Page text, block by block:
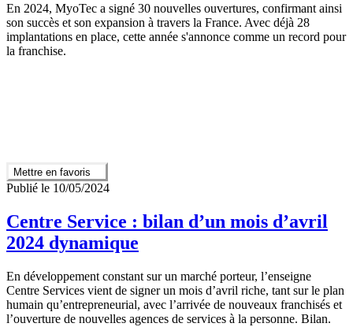
En 2024, MyoTec a signé 30 nouvelles ouvertures, confirmant ainsi
son succès et son expansion à travers la France. Avec déjà 28
implantations en place, cette année s'annonce comme un record pour
la franchise.
Mettre en favoris
Publié le 10/05/2024
Centre Service : bilan d’un mois d’avril
2024 dynamique
En développement constant sur un marché porteur, l’enseigne
Centre Services vient de signer un mois d’avril riche, tant sur le plan
humain qu’entrepreneurial, avec l’arrivée de nouveaux franchisés et
l’ouverture de nouvelles agences de services à la personne. Bilan.